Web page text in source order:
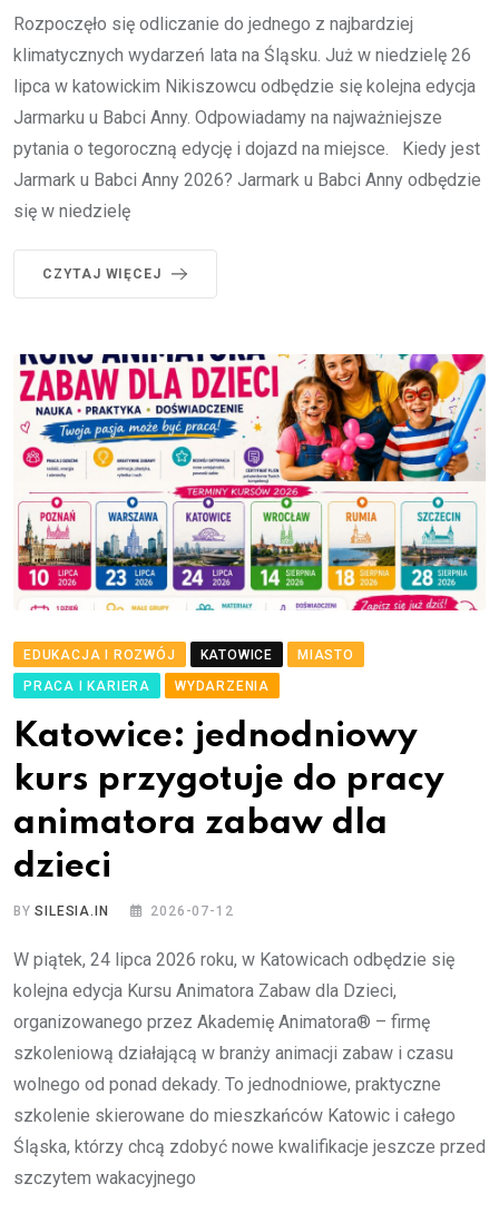
Rozpoczęło się odliczanie do jednego z najbardziej
klimatycznych wydarzeń lata na Śląsku. Już w niedzielę 26
lipca w katowickim Nikiszowcu odbędzie się kolejna edycja
Jarmarku u Babci Anny. Odpowiadamy na najważniejsze
pytania o tegoroczną edycję i dojazd na miejsce. Kiedy jest
Jarmark u Babci Anny 2026? Jarmark u Babci Anny odbędzie
się w niedzielę
CZYTAJ WIĘCEJ
EDUKACJA I ROZWÓJ KATOWICE
MIASTO
PRACA I KARIERA
WYDARZENIA
Katowice: jednodniowy
kurs przygotuje do pracy
animatora zabaw dla
dzieci
BYSILESIA.IN 2026-07-12
W piątek, 24 lipca 2026 roku, w Katowicach odbędzie się
kolejna edycja Kursu Animatora Zabaw dla Dzieci,
organizowanego przez Akademię Animatora® – firmę
szkoleniową działającą w branży animacji zabaw i czasu
wolnego od ponad dekady. To jednodniowe, praktyczne
szkolenie skierowane do mieszkańców Katowic i całego
Śląska, którzy chcą zdobyć nowe kwalifikacje jeszcze przed
szczytem wakacyjnego